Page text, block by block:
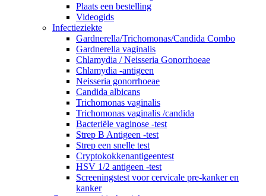
Plaats een bestelling
Videogids
Infectieziekte
Gardnerella/Trichomonas/Candida Combo
Gardnerella vaginalis
Chlamydia / Neisseria Gonorrhoeae
Chlamydia -antigeen
Neisseria gonorrhoeae
Candida albicans
Trichomonas vaginalis
Trichomonas vaginalis /candida
Bacteriële vaginose -test
Strep B Antigeen -test
Strep een snelle test
Cryptokokkenantigeentest
HSV 1/2 antigeen -test
Screeningstest voor cervicale pre-kanker en
kanker